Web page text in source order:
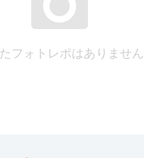
フォトレポはありません